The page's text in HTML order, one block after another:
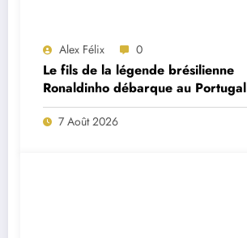
Alex Félix 0
Le fils de la légende brésilienne
Ronaldinho débarque au Portugal
7 Août 2026